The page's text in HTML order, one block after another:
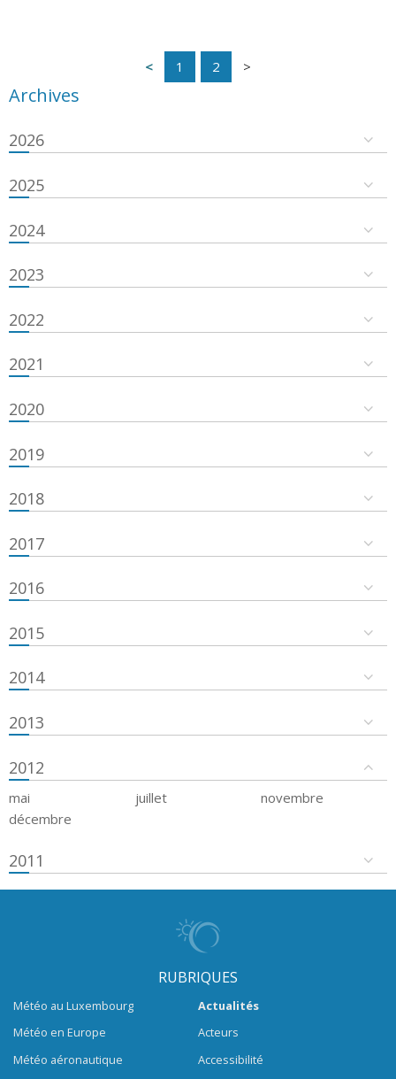
1 2
Archives
2026
2025
2024
2023
2022
2021
2020
2019
2018
2017
2016
2015
2014
2013
2012
mai juillet
novembre
décembre
2011
RUBRIQUES
Météo au Luxembourg
Météo en Europe
Météo aéronautique
Actualités
Acteurs
Accessibilité